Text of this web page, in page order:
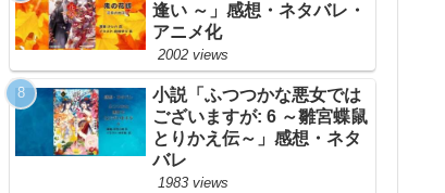
逢い ～」感想・ネタバレ・
アニメ化
2002 views
小説「ふつつかな悪女では
ございますが: 6 ～雛宮蝶鼠
とりかえ伝～」感想・ネタ
バレ
1983 views